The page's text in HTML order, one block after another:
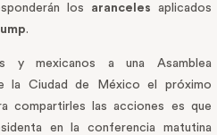
los aranceles aplicados
.
y mexicanos a una Asamblea
la Ciudad de México el próximo
compartirles las acciones es que
en la conferencia matutina